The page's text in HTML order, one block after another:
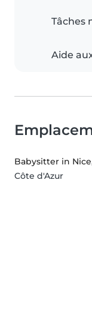
Tâches
Aide
Babysitter in Nice
Côte d'Azur